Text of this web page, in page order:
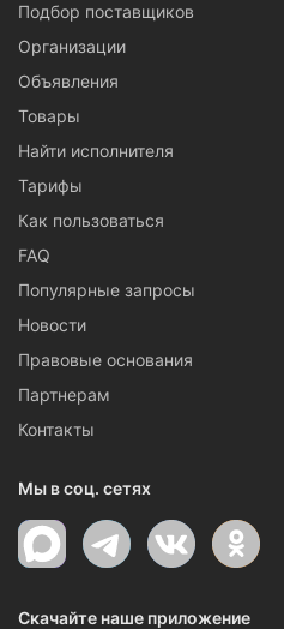
Подбор поставщиков
Организации
Объявления
Товары
Найти исполнителя
Тарифы
Как пользоваться
FAQ
Популярные запросы
Новости
Правовые основания
Партнерам
Контакты
Мы в соц. сетях
Скачайте наше приложение